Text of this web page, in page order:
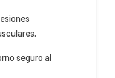
seguro al